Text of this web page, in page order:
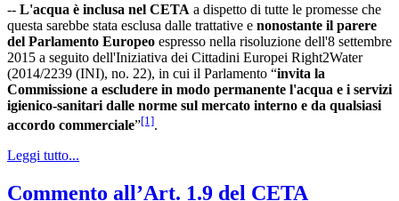
-- L'acqua è inclusa nel CETA a dispetto di tutte le promesse che
questa sarebbe stata esclusa dalle trattative e nonostante il parere
del Parlamento Europeo espresso nella risoluzione dell'8 settembre
2015 a seguito dell'Iniziativa dei Cittadini Europei Right2Water
(2014/2239 (INI), no. 22), in cui il Parlamento “invita la
Commissione a escludere in modo permanente l'acqua e i servizi
igienico-sanitari dalle norme sul mercato interno e da qualsiasi
accordo commerciale”[1].
Leggi tutto...
Commento all’Art. 1.9 del CETA